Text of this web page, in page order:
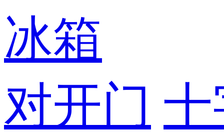
冰箱
对开门